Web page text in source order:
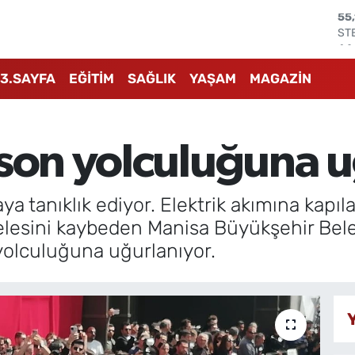
3.SAYFA EĞİTİM SAĞLIK YAŞAM MAGAZİN
yolculuğuna
tanıklık ediyor. Elektrik akımına
kaybeden Manisa Büyükşehir
uğurlanıyor.